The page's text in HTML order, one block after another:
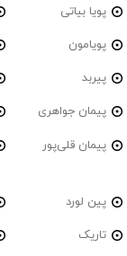
پویا بیاتی
پویامون
پیربد
پیمان جواهری
پیمان قلی‌پور
پین لورد
تاریک